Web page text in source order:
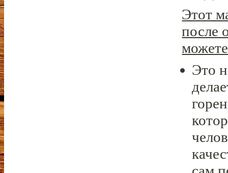
Этот
после
Это